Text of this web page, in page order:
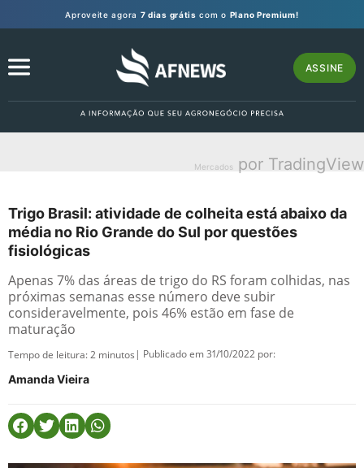
Aproveite agora 7 dias grátis com o Plano Premium!
ASSINE
Mercados por TradingView
Trigo Brasil: atividade de colheita está abaixo da
média no Rio Grande do Sul por questões
fisiológicas
Apenas 7% das áreas de trigo do RS foram colhidas, nas
próximas semanas esse número deve subir
consideravelmente, pois 46% estão em fase de
maturação
Tempo de leitura:2 minutos | Publicado em 31/10/2022 por:
Amanda Vieira